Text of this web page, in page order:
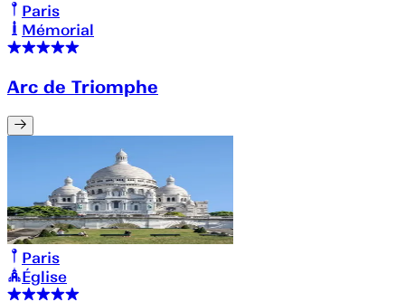
Paris
Mémorial
Arc de Triomphe
Paris
Église